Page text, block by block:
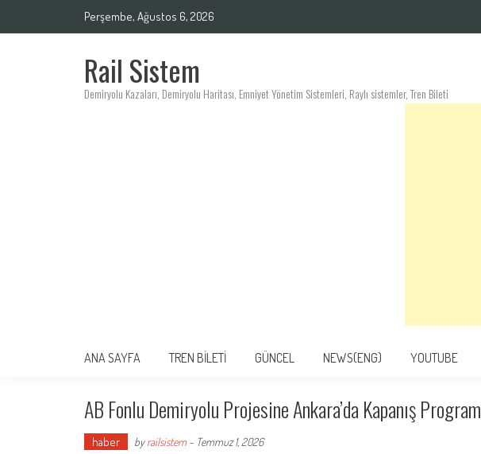
Perşembe, Ağustos 6, 2026
Rail Sistem
Demiryolu Kazaları, Demiryolu Haritası, Emniyet Yönetim Sistemleri, Raylı sistemler, Tren Bileti
ANA SAYFA TREN BİLETİ GÜNCEL NEWS(ENG) YOUTUBE
AB Fonlu Demiryolu Projesine Ankara’da Kapanış
haber byrailsistem - Temmuz 1, 2026